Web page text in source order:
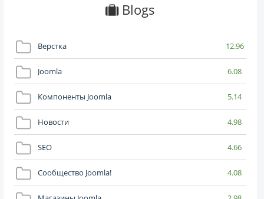
Blogs
Верстка 12.96
Joomla 6.08
Компоненты Joomla 5.14
Новости 4.98
SEO 4.66
Сообщество Joomla! 4.08